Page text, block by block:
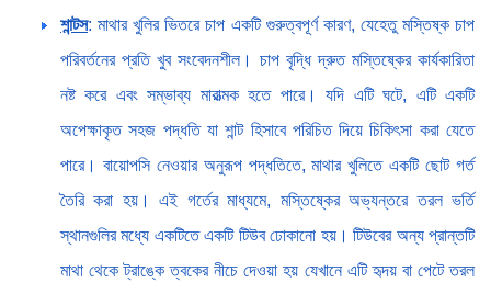
শান্টস: মাথার খুলির ভিতরে চাপ একটি গুরুত্বপূর্ণ কারণ, যেহেতু মস্তিষ্ক চাপ
পরিবর্তনের প্রতি খুব সংবেদনশীল। চাপ বৃদ্ধি দ্রুত মস্তিষ্কের কার্যকারিতা
নষ্ট করে এবং সম্ভাব্য মারাত্মক হতে পারে। যদি এটি ঘটে, এটি একটি
অপেক্ষাকৃত সহজ পদ্ধতি যা শান্ট হিসাবে পরিচিত দিয়ে চিকিৎসা করা যেতে
পারে। বায়োপসি নেওয়ার অনুরূপ পদ্ধতিতে, মাথার খুলিতে একটি ছোট গর্ত
তৈরি করা হয়। এই গর্তের মাধ্যমে, মস্তিষ্কের অভ্যন্তরে তরল ভর্তি
স্থানগুলির মধ্যে একটিতে একটি টিউব ঢোকানো হয়। টিউবের অন্য প্রান্তটি
মাথা থেকে ট্রাঙ্কে ত্বকের নীচে দেওয়া হয় যেখানে এটি হৃদয় বা পেটে তরল